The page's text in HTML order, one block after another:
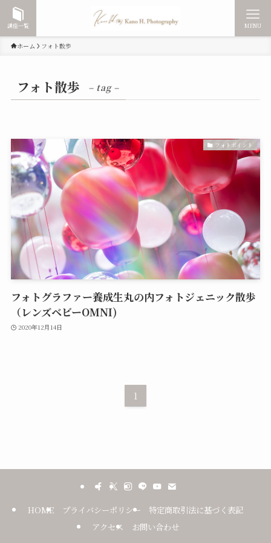
講座一覧 MENU
ホーム フォト散歩
フォト散歩 – tag –
フォトポイント
フォトグラファー養成生丸の内フォトジェニック散歩
（レンズベビーOMNI)
2020年12月14日
1
HOME プライバシーポリシー
特定商取引法に基づく表記
アクセス
お問い合わせ